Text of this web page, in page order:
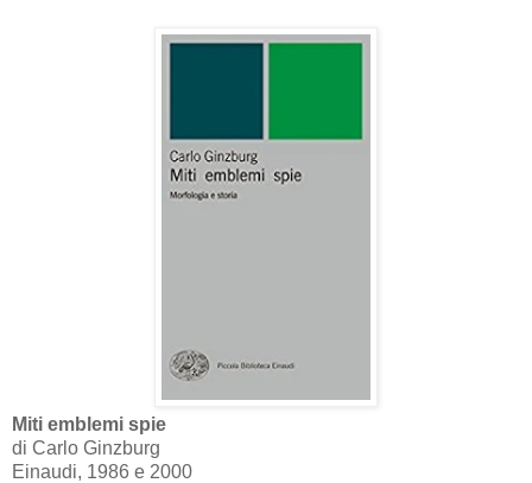
Miti emblemi spie
di Carlo Ginzburg
Einaudi, 1986 e 2000